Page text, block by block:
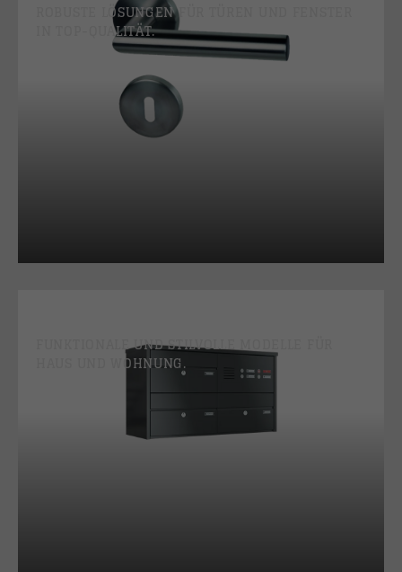
ROBUSTE LÖSUNGEN FÜR TÜREN UND FENSTER
IN TOP-QUALITÄT.
FUNKTIONALE UND STILVOLLE MODELLE FÜR
HAUS UND WOHNUNG.